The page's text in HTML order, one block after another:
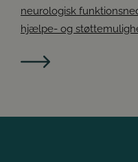
neurologisk
hjælpe- og